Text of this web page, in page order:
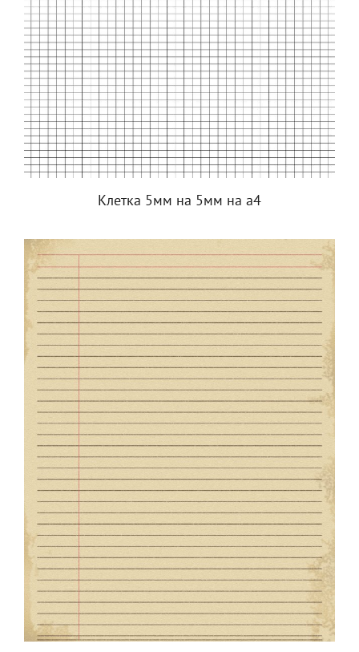
Клетка 5мм на 5мм на а4